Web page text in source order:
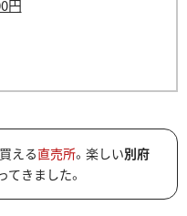
円
える直売所。楽しい別府
てきました。